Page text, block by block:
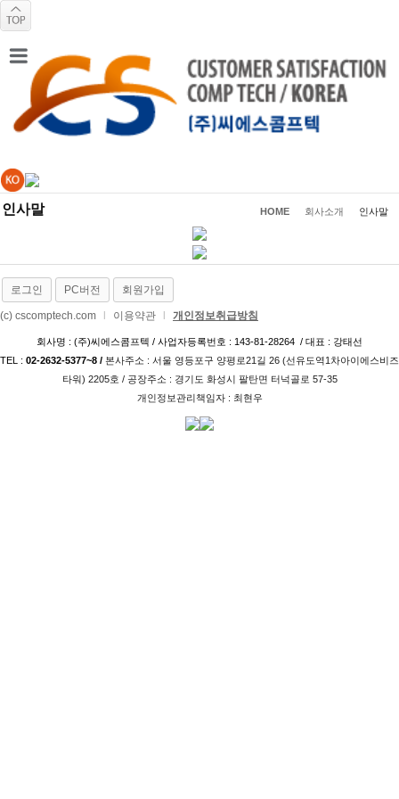
인사말 HOME 회사소개 인사말
로그인 PC버전 회원가입
(c) cscomptech.com 이용약관 개인정보취급방침
회사명 : (주)씨에스콤프텍 / 사업자등록번호 : 143-81-28264 / 대표 : 강태선
TEL : 02-2632-5377~8 / 본사주소 : 서울 영등포구 양평로21길 26­ (선유도역1차아이에스비즈
타워) 2205호 / 공장주소 : 경기도 화성시 팔탄면 터넉골로 57-35
개인정보관리책임자 : 최현우